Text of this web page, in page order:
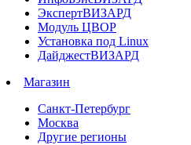
ЭкспертВИЗАРД
Модуль ЦВОР
Установка под Linux
ДайджестВИЗАРД
Магазин
Санкт-Петербург
Москва
Другие регионы